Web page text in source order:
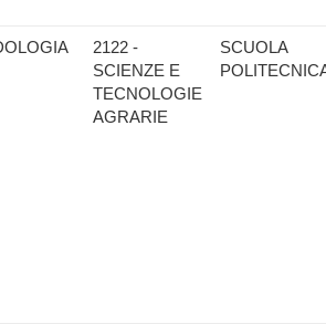
2122 -
SCIENZE E
TECNOLOGIE
AGRARIE
SCUOLA